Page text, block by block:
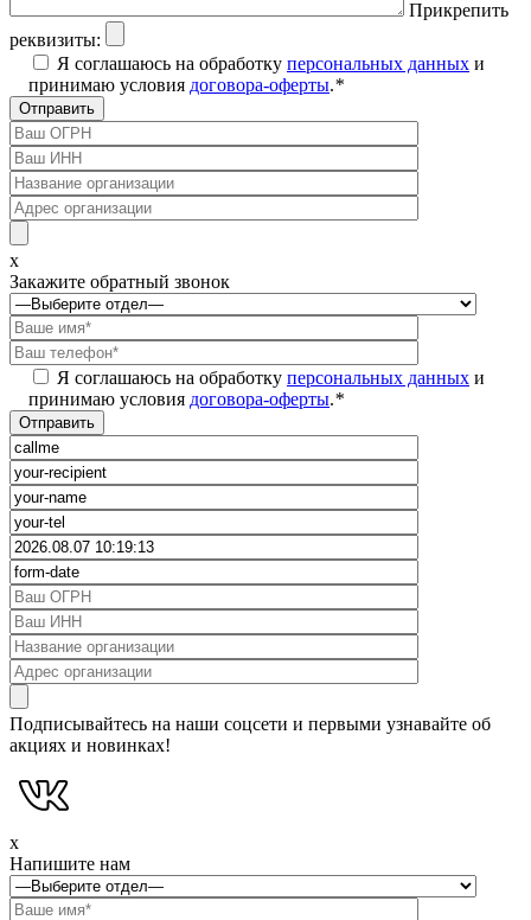
Прикрепить
реквизиты:
Я соглашаюсь на обработку персональных данных и
принимаю условия договора-оферты.*
x
Закажите обратный звонок
Я соглашаюсь на обработку персональных данных и
принимаю условия договора-оферты.*
Подписывайтесь на наши соцсети и первыми узнавайте об
акциях и новинках!
x
Напишите нам